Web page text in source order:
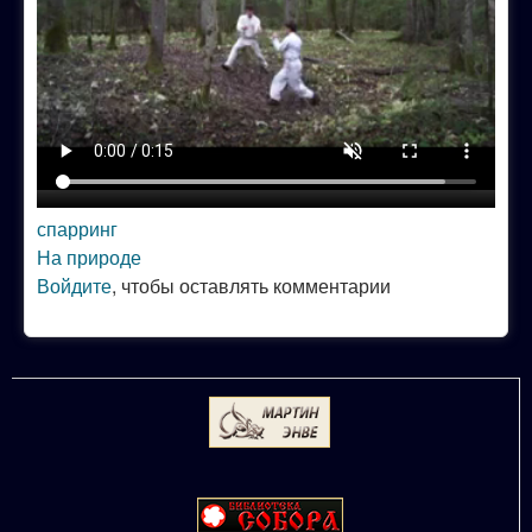
спарринг
На природе
Войдите, чтобы оставлять комментарии